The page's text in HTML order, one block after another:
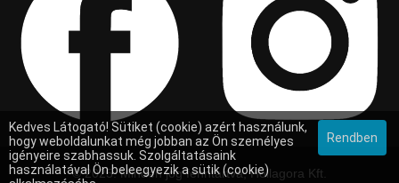
© 2025. Minden jog fenntartva, Hollagora Kft.
Kedves Látogató! Sütiket (cookie) azért használunk,
hogy weboldalunkat még jobban az Ön személyes
igényeire szabhassuk. Szolgáltatásaink
használatával Ön beleegyezik a sütik (cookie)
Rendben